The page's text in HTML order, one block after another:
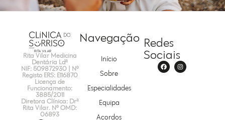
Rita Vilar Medicina
Dentária Ldª
NIF: 509872930 | Nº
Registo ERS: E116870
Licença de
Funcionamento:
3885/2011
Diretora Clínica: Drª
Rita Vilar. Nº OMD:
06893
Navegação
Início
Sobre
Especialidades
Equipa
Acordos
Redes
Sociais